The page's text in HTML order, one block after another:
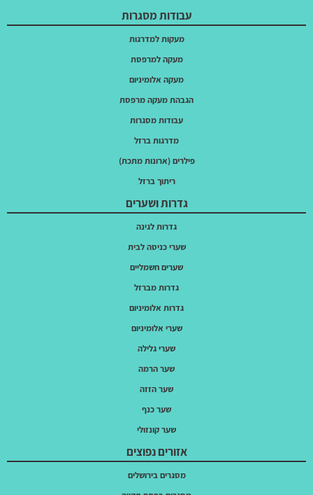
עבודות מסגרות
מעקות למדרגות
מעקה למרפסת
מעקה אלומיניום
הגבהת מעקה מרפסת
עבודות מסגרות
מדרגות ברזל
פילרים (ארונות מתכת)
ריתוך ברזל
גדרות ושערים
גדרות לגינה
שערי כניסה לבית
שערים חשמליים
גדרות מברזל
גדרות אלומיניום
שערי אלומיניום
שערי גלילה
שער הרמה
שער הזזה
שער כנף
שער קונזולי
אזורים נפוצים
מסגרים בירושלים